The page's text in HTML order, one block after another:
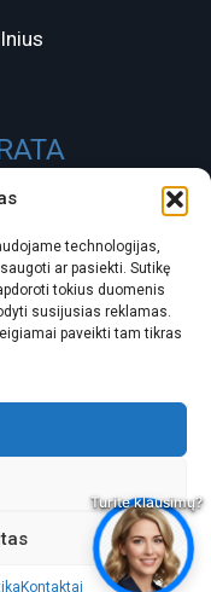
technologijas,
ar pasiekti. Sutikę
tokius duomenis
susijusias reklamas.
paveikti tam tikras
Kontaktai
teisės saugomos.